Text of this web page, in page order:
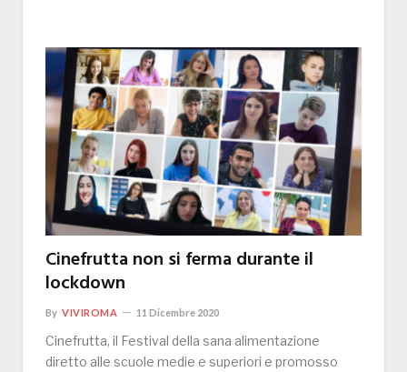
Cinefrutta non si ferma durante il
lockdown
By VIVIROMA 11 Dicembre 2020
Cinefrutta, il Festival della sana alimentazione
diretto alle scuole medie e superiori e promosso